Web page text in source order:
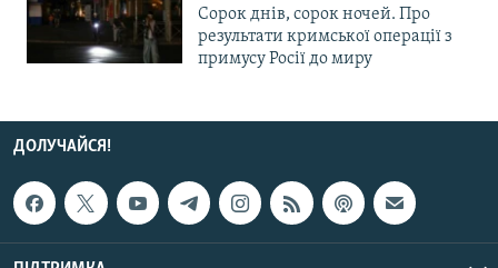
Сорок днів, сорок ночей. Про
результати кримської операції з
примусу Росії до миру
ДОЛУЧАЙСЯ!